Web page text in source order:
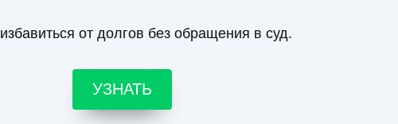
от долгов без обращения в суд.
УЗНАТЬ